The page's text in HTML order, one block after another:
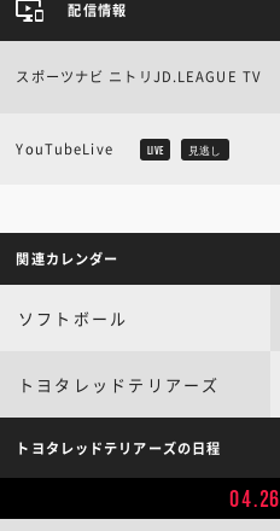
配信情報
スポーツナビ ニトリJD.LEAGUE TV
YouTubeLive LIVE 見逃し
関連カレンダー
ソフトボール
トヨタレッドテリアーズ
トヨタレッドテリアーズの日程
04.26